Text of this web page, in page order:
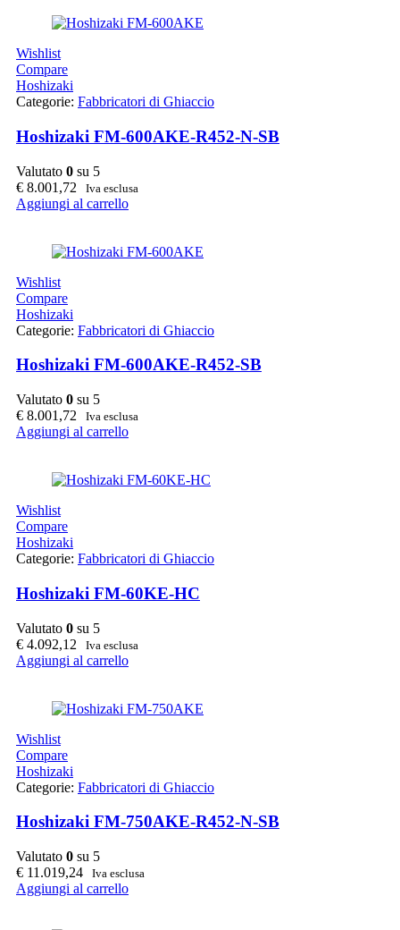
Wishlist
Compare
Hoshizaki
Categorie: Fabbricatori di Ghiaccio
Hoshizaki FM-600AKE-R452-N-SB
Valutato 0 su 5
€ 8.001,72 Iva esclusa
Aggiungi al carrello
Wishlist
Compare
Hoshizaki
Categorie: Fabbricatori di Ghiaccio
Hoshizaki FM-600AKE-R452-SB
Valutato 0 su 5
€ 8.001,72 Iva esclusa
Aggiungi al carrello
Wishlist
Compare
Hoshizaki
Categorie: Fabbricatori di Ghiaccio
Hoshizaki FM-60KE-HC
Valutato 0 su 5
€ 4.092,12 Iva esclusa
Aggiungi al carrello
Wishlist
Compare
Hoshizaki
Categorie: Fabbricatori di Ghiaccio
Hoshizaki FM-750AKE-R452-N-SB
Valutato 0 su 5
€ 11.019,24 Iva esclusa
Aggiungi al carrello